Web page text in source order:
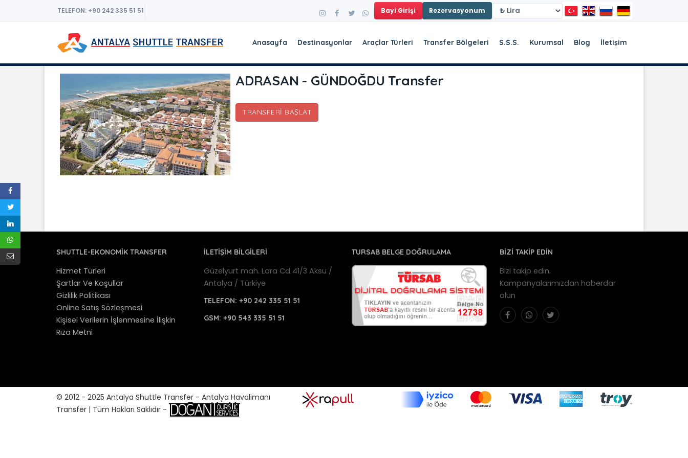
TELEFON: +90 242 335 51 51 Bayi Girişi Rezervasyonum
Anasayfa Destinasyonlar Araçlar Türleri Transfer Bölgeleri S.S.S. Kurumsal Blog İletişim
ADRASAN - GÜNDOĞDU Transfer
TRANSFERI BAŞLAT
SHUTTLE-EKONOMIK TRANSFER
Hizmet Türleri
Şartlar Ve Koşullar
Gizlilik Politikası
Online Satış Sözleşmesi
Kişisel Verilerin İşlenmesine İlişkin
Rıza Metni
İLETİŞİM BİLGİLERİ
Güzelyurt mah. Lara Cd 41/3 Aksu /
Antalya / Türkiye
TELEFON:+90 242 335 51 51
GSM:+90 543 335 51 51
TURSAB BELGE DOĞRULAMA BİZİ TAKİP EDİN
Bizi takip edin.
Kampanyalarımızdan haberdar
olun
© 2012 - 2025 Antalya Shuttle Transfer - Antalya Havalimanı
Transfer | Tüm Hakları Saklıdır -